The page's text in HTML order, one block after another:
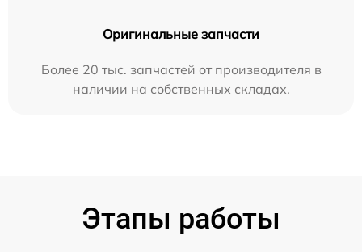
Оригинальные запчасти
Более 20 тыс. запчастей от производителя в
наличии на собственных складах.
Этапы работы